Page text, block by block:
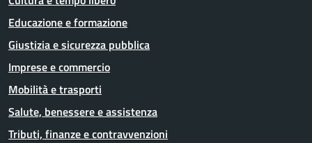
Educazione e formazione
Giustizia e sicurezza pubblica
Imprese e commercio
Mobilità e trasporti
Salute, benessere e assistenza
Tributi, finanze e contravvenzioni